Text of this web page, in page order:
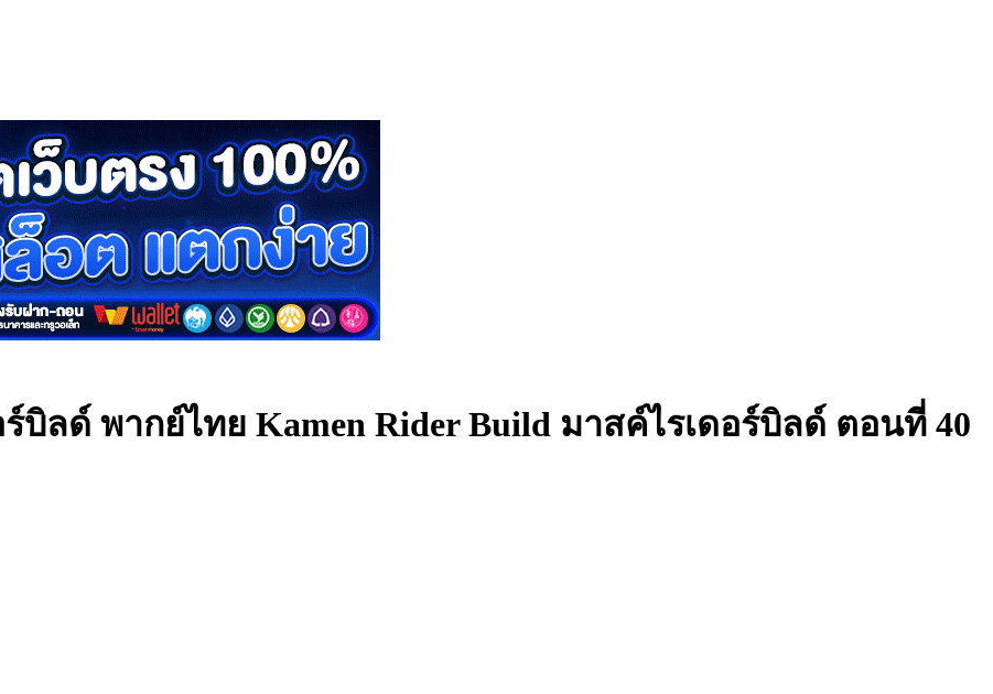
ร์บิลด์ พากย์ไทย Kamen Rider Build มาสค์ไรเดอร์บิลด์ ตอนที่ 40